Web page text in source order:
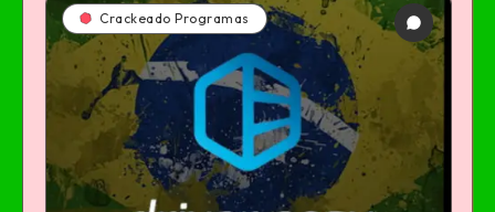
Crackeado Programas